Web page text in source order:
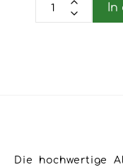
In
Die hochwertige